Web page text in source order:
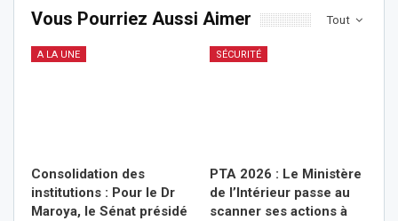
Tout
Vous Pourriez Aussi Aimer
A LA UNE
Consolidation des
institutions : Pour le Dr
Maroya, le Sénat présidé
SÉCURITÉ
PTA 2026 : Le Ministère
de l’Intérieur passe au
scanner ses actions à